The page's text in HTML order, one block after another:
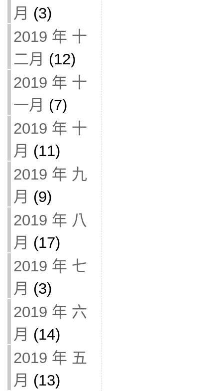
月 (3)
2019 年 十
二月 (12)
2019 年 十
一月 (7)
2019 年 十
月 (11)
2019 年 九
月 (9)
2019 年 八
月 (17)
2019 年 七
月 (3)
2019 年 六
月 (14)
2019 年 五
月 (13)